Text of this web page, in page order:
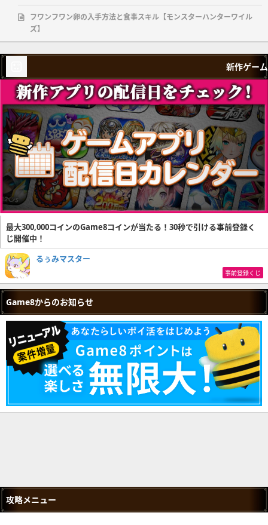
フワンフワン卵の入手方法と食事スキル【モンスターハンターワイル
ズ】
新作ゲーム
最大300,000コインのGame8コインが当たる！30秒で引ける事前登録く
じ開催中！
るぅみマスター
事前登録くじ
Game8からのお知らせ
攻略メニュー